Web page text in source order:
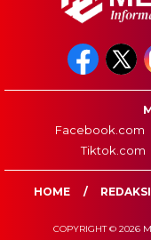
Facebook.com
Tiktok.com
HOME REDAKSI
COPYRIGHT © 2026